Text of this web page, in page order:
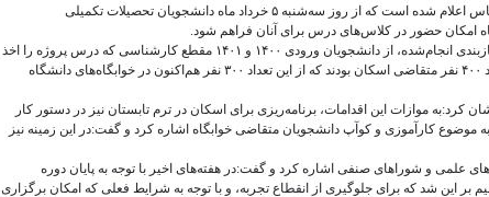
معاون فرهنگی و دانشجویی دانشگاه صنعتی امیرکبیر ادامه داد:بر همین اساس اعلام شده است که از روز سه‌شنبه ۵ خرداد ماه دانشجویان تحصیلات تکمیلی
میردهقان همچنین درباره وضعیت دانشجویان کارشناسی گفت:با توجه به فازبندی انجام‌شده، از دانشجویان ورودی ۱۴۰۰ و ۱۴۰۱ مقطع کارشناسی که درس پروژه را اخذ
کرده و با تأیید دانشکده نیاز به حضور برای انجام فعالیت عملی داشتند، حدود ۴۰۰ نفر متقاضی اسکان بودند که از این تعداد ۳۰۰ نفر هم‌اکنون در خوابگاه‌های دانشگاه
موازات این اقدامات، برنامه‌ریزی برای اسکان در ترم تابستان نیز در دستور کار
کارآموزی و کوآپ دانشجویان متقاضی خوابگاه اشاره کرد و گفت:در این زمینه نیز
علمی و شوراهای صنفی اشاره کرد و گفت:در هفته‌های اخیر با توجه به پایان دوره
شد که برای جلوگیری از انقطاع تجربه، و با توجه به شرایط فعلی که امکان برگزاری